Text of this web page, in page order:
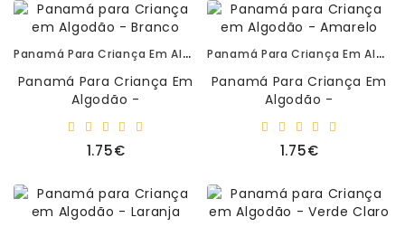
Robótica
Material
Escolar
E
Manualidades
Equipamento
Sala
Panamá Para Criança Em Algodão - Branco
Panamá Para Criança Em
Algodão -
54 Cm Panamá Para
Criança De Algodão, Id..
1.75€
Panamá Para Criança Em Algodão - Amarelo
Panamá Para Criança Em
Algodão -
Ø 54 Cm Panamá Para
Criança De Algodão, Id..
1.75€